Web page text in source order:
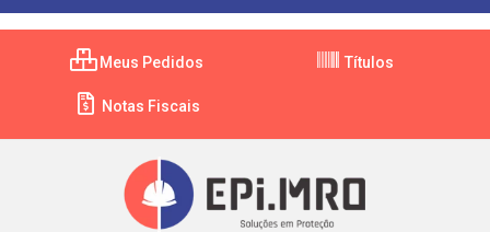
Meus Pedidos Títulos
Notas Fiscais